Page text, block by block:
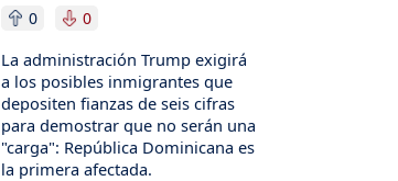
0 0
La administración Trump exigirá
a los posibles inmigrantes que
depositen fianzas de seis cifras
para demostrar que no serán una
"carga": República Dominicana es
la primera afectada.